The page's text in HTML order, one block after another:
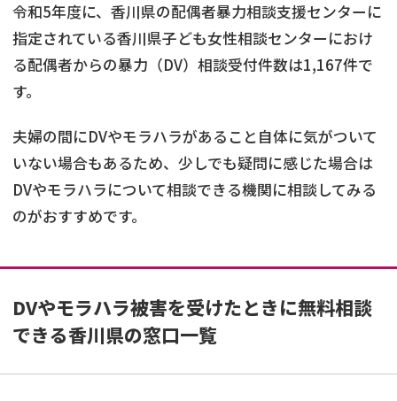
令和5年度に、香川県の配偶者暴力相談支援センターに
指定されている香川県子ども女性相談センターにおけ
る配偶者からの暴力（DV）相談受付件数は1,167件で
す。
夫婦の間にDVやモラハラがあること自体に気がついて
いない場合もあるため、少しでも疑問に感じた場合は
DVやモラハラについて相談できる機関に相談してみる
のがおすすめです。
DVやモラハラ被害を受けたときに無料相談
できる香川県の窓口一覧